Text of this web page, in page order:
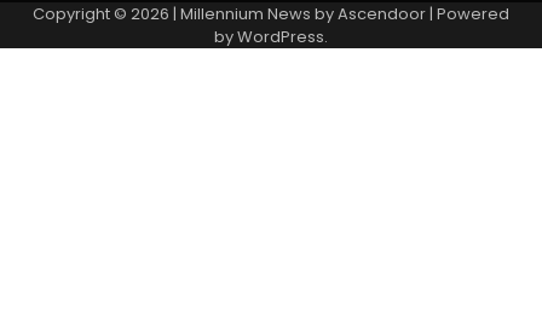
Copyright © 2026 | Millennium News byAscendoor | Powered
byWordPress.